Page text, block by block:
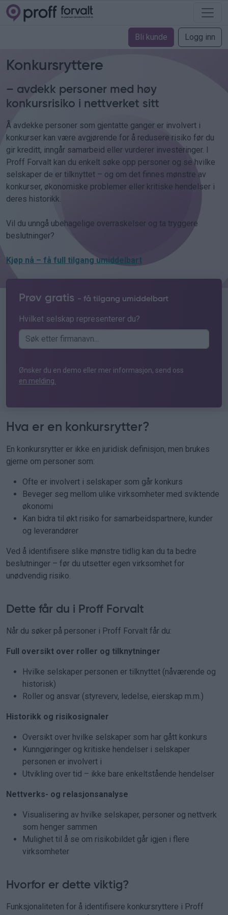
Bli kunde Logg inn
Konkursryttere
– avdekk personer med høy
konkursrisiko i nettverket sitt
Å avdekke personer som gjentatte ganger er involvert i
konkurser kan være avgjørende for å redusere risiko før du
gir kreditt, inngår samarbeid eller vurderer investeringer. I
Proff Forvalt kan du enkelt søke opp personer og se hvilke
selskaper de er tilknyttet – og om det finnes mønstre av
konkurser, økonomiske problemer eller kritiske hendelser i
deres historikk.
Vil du unngå ubehagelige overraskelser og ta tryggere
beslutninger?
Kjøp nå – få full tilgang umiddelbart
Prøv gratis - få tilgang umiddelbart
Hvilket selskap representerer du?
Ønsker du en demo eller mer informasjon, send oss
en melding.
Hva er en konkursrytter?
En konkursrytter er ikke en juridisk definisjon, men brukes
gjerne om personer som:
Ofte er involvert i selskaper som går konkurs
Beveger seg mellom ulike virksomheter med sviktende
økonomi
Kan bidra til økt risiko for samarbeidspartnere, kunder
og leverandører
Ved å identifisere slike mønstre tidlig kan du ta bedre
beslutninger – før du utsetter egen virksomhet for
unødvendig risiko.
Dette får du i Proff Forvalt
Når du søker på personer i Proff Forvalt får du:
Full oversikt over roller og tilknytninger
Hvilke selskaper personen er tilknyttet (nåværende og
historisk)
Roller og ansvar (styreverv, ledelse, eierskap m.m.)
Historikk og risikosignaler
Oversikt over hvilke selskaper som har gått konkurs
Kunngjøringer og kritiske hendelser i selskaper
personen er involvert i
Utvikling over tid – ikke bare enkeltstående hendelser
Nettverks- og relasjonsanalyse
Visualisering av hvilke selskaper, personer og nettverk
som henger sammen
Mulighet til å se om risikobildet går igjen i flere
virksomheter
Hvorfor er dette viktig?
Funksjonaliteten for å identifisere konkursryttere i Proff